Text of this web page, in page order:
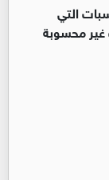
التي
غير محسوبة